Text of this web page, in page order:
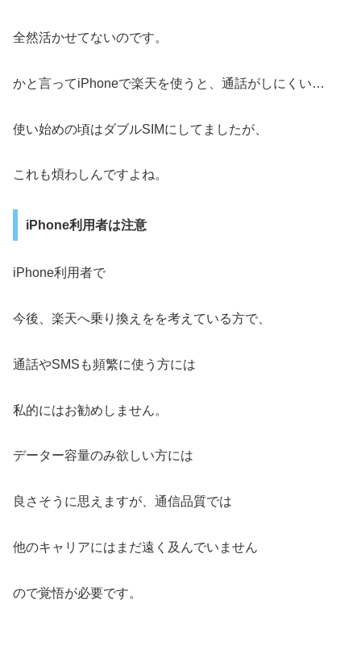
全然活かせてないのです。
かと言ってiPhoneで楽天を使うと、通話がしにくい…
使い始めの頃はダブルSIMにしてましたが、
これも煩わしんですよね。
iPhone利用者は注意
iPhone利用者で
今後、楽天へ乗り換えをを考えている方で、
通話やSMSも頻繁に使う方には
私的にはお勧めしません。
データー容量のみ欲しい方には
良さそうに思えますが、通信品質では
他のキャリアにはまだ遠く及んでいません
ので覚悟が必要です。